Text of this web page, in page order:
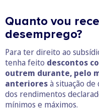
Quanto vou
desemprego?
Para ter direito ao
tenha feito descontos
outrem durante, pelo
anterioresà situação
dos rendimentos
mínimos e máximos.